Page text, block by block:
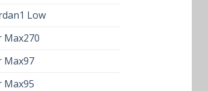
Low
Max270
Max97
Max95